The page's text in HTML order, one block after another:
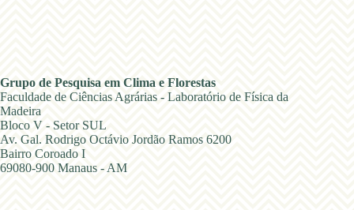
Grupo de Pesquisa em Clima e Florestas
Faculdade de Ciências Agrárias - Laboratório de Física da
Madeira
Bloco V - Setor SUL
Av. Gal. Rodrigo Octávio Jordão Ramos 6200
Bairro Coroado I
69080-900 Manaus - AM